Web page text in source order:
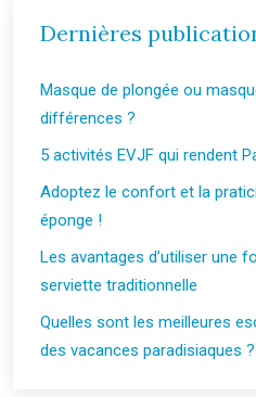
Dernières
Masque de plongée ou
différences ?
5 activités EVJF qui rendent
Adoptez le confort et la
éponge !
Les avantages d’utiliser une
serviette traditionnelle
Quelles sont les meilleures
des vacances paradisiaques ?